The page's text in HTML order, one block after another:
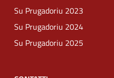
Su Prugadoriu 2023
Su Prugadoriu 2024
Su Prugadoriu 2025